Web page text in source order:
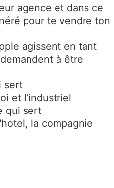
agence et dans ce
pour te vendre ton
agissent en tant
à être
sert
et l’industriel
qui sert
la compagnie